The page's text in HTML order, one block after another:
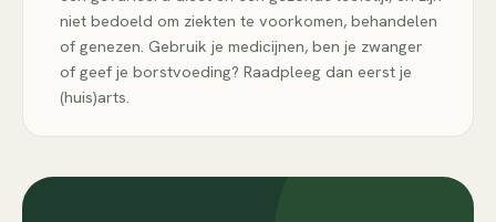
niet bedoeld om ziekten te voorkomen, behandelen
of genezen. Gebruik je medicijnen, ben je zwanger
of geef je borstvoeding? Raadpleeg dan eerst je
(huis)arts.